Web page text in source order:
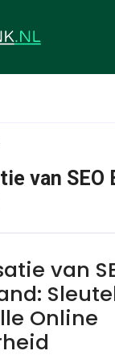
van SEO
van
Online